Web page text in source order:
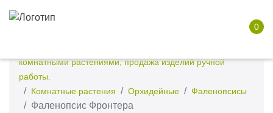
0
комнатными растениями, продажа изделий ручной
работы.
Комнатные растения
Орхидейные Фаленопсисы
Фаленопсис Фронтера